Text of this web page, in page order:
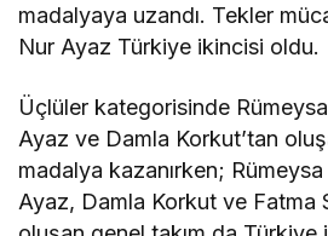
madalyaya uzandı. Tekler
Nur Ayaz Türkiye ikincisi oldu.
Üçlüler kategorisinde
Ayaz ve Damla Korkut’tan
madalya kazanırken;
Ayaz, Damla Korkut ve Fatma